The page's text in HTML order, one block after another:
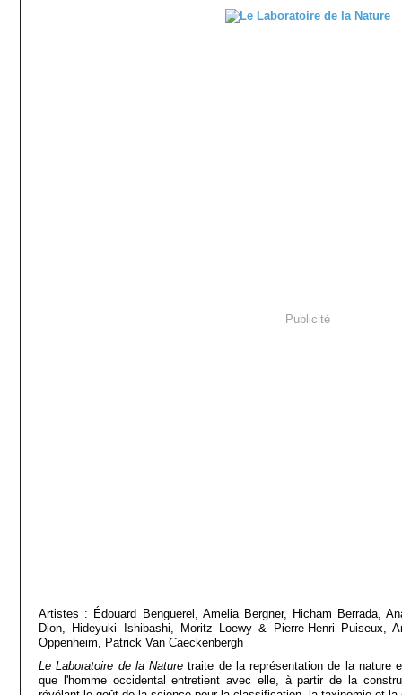
Publicité
Artistes : Édouard Benguerel, Amelia Bergner, Hicham Berrada,
Dion, Hideyuki Ishibashi, Moritz Loewy & Pierre-Henri Puiseux,
Oppenheim, Patrick Van Caeckenbergh
Le Laboratoire de la Nature traite de la représentation de la nature
que l'homme occidental entretient avec elle, à partir de la